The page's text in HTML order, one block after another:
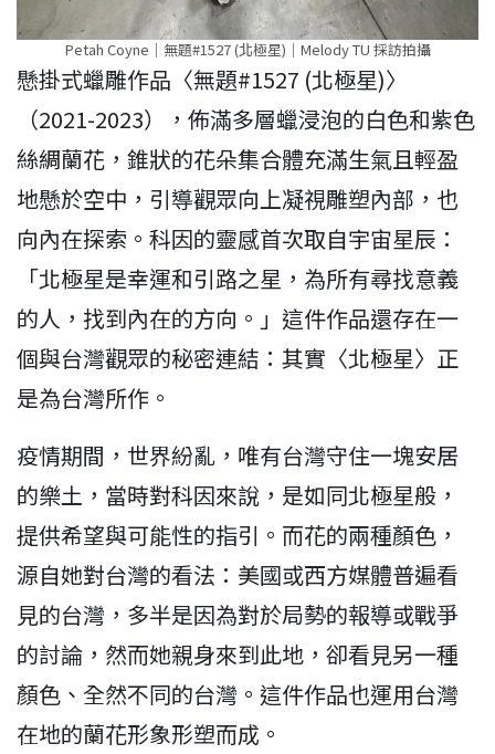
Petah Coyne｜無題#1527 (北極星)｜Melody TU 採訪拍攝
懸掛式蠟雕作品〈無題#1527 (北極星)〉
（2021-2023），佈滿多層蠟浸泡的白色和紫色
絲綢蘭花，錐狀的花朵集合體充滿生氣且輕盈
地懸於空中，引導觀眾向上凝視雕塑內部，也
向內在探索。科因的靈感首次取自宇宙星辰：
「北極星是幸運和引路之星，為所有尋找意義
的人，找到內在的方向。」這件作品還存在一
個與台灣觀眾的秘密連結：其實〈北極星〉正
是為台灣所作。
疫情期間，世界紛亂，唯有台灣守住一塊安居
的樂土，當時對科因來說，是如同北極星般，
提供希望與可能性的指引。而花的兩種顏色，
源自她對台灣的看法：美國或西方媒體普遍看
見的台灣，多半是因為對於局勢的報導或戰爭
的討論，然而她親身來到此地，卻看見另一種
顏色、全然不同的台灣。這件作品也運用台灣
在地的蘭花形象形塑而成。